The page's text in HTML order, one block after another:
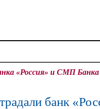
«Россия» и СМП Банка
банк